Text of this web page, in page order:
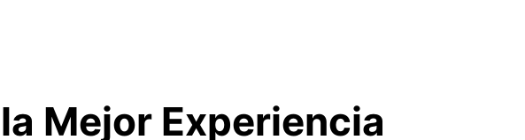
Mejor Experiencia